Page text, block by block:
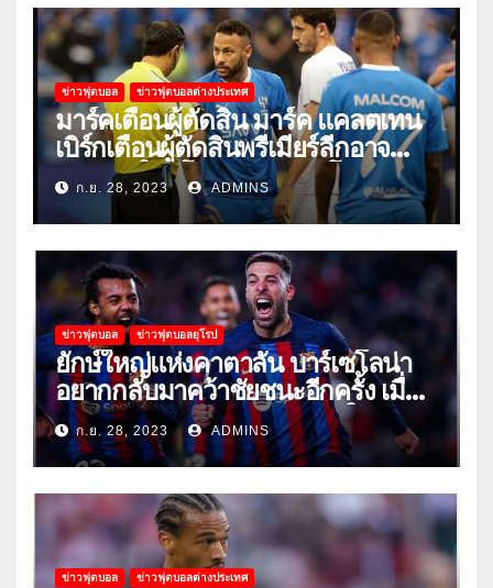
ข่าวฟุตบอล ข่าวฟุตบอลต่างประเทศ
มาร์คเตือนผู้ตัดสิน มาร์ค แคลตเทน
เบิร์กเตือนผู้ตัดสินพรีเมียร์ลีกอาจ
‘ยอมแพ้ในยูโรหรือฟุตบอลโลก’
ก.ย. 28, 2023 ADMINS
ข่าวฟุตบอล ข่าวฟุตบอลยุโรป
ยักษ์ใหญ่แห่งคาตาลัน บาร์เซโลน่า
อยากกลับมาคว้าชัยชนะอีกครั้ง เมื่อ
พวกเขาเปิดบ้านรับมือเซบีย่าในลีก
ก.ย. 28, 2023 ADMINS
ข่าวฟุตบอล ข่าวฟุตบอลต่างประเทศ